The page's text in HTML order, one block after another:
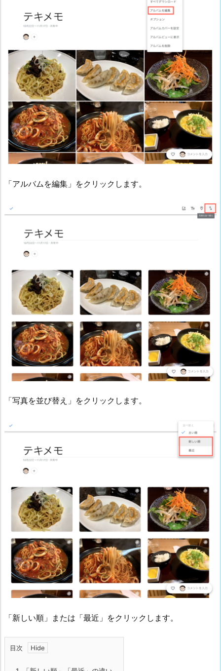
「アルバムを編集」をクリックします。
「写真を並び替え」をクリックします。
「新しい順」または「最近」をクリックします。
目次